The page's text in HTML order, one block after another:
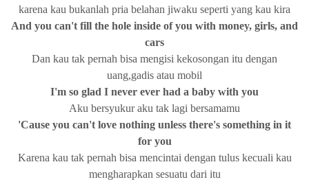
karena kau bukanlah pria belahan jiwaku seperti yang kau kira
And you can't fill the hole inside of you with money, girls, and
cars
Dan kau tak pernah bisa mengisi kekosongan itu dengan
uang,gadis atau mobil
I'm so glad I never ever had a baby with you
Aku bersyukur aku tak lagi bersamamu
'Cause you can't love nothing unless there's something in it
for you
Karena kau tak pernah bisa mencintai dengan tulus kecuali kau
mengharapkan sesuatu dari itu